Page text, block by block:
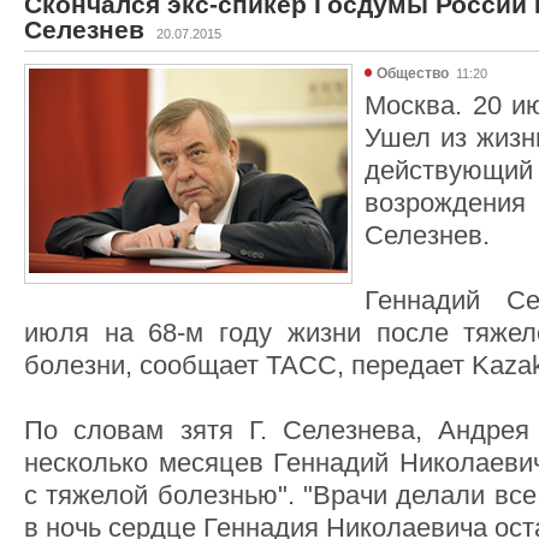
Селезнев
20.07.2015
Общество 11:20
Москва. 20
Ушел из
Селезнев.
Геннадий
июля на 68-м году жизни после
болезни, сообщает ТАСС, передает
По словам зятя Г. Селезнева, Андрея
несколько месяцев Геннадий
с тяжелой болезнью". "Врачи делали
в ночь сердце Геннадия Николаевича